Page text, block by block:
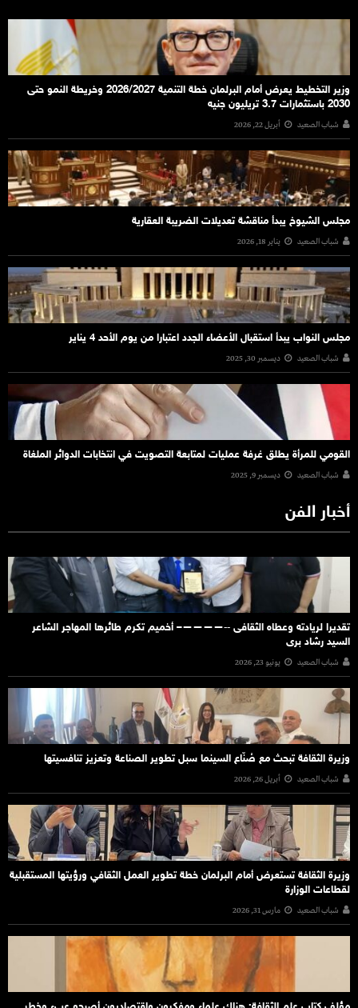
وزير التخطيط يعرض أمام البرلمان خطة التنمية 2026/2027 وخريطة النمو حتى
2030 باستثمارات 3.7 تريليون جنيه
شباب الصعيد أبريل 22, 2026
مجلس الشيوخ يبدأ مناقشة تعديلات الضريبة العقارية
شباب الصعيد يناير 18, 2026
مجلس النواب يبدأ استقبال الأعضاء الجدد اعتبارا من يوم الأحد 4 يناير
شباب الصعيد ديسمبر 30, 2025
القومي للمرأة يطلق غرفة عمليات لمتابعة التصويت في انتخابات الدوائر الملغاة
شباب الصعيد ديسمبر 9, 2025
أخبار الفن
تقديرا لريادته وعطاه الثقافى ‐‐————– أخميم تكرم طائرها المهاجر الشاعر
السيد رشاد برى
شباب الصعيد يونيو 23, 2026
وزيرة الثقافة تبحث مع صُنّاع السينما سبل تطوير الصناعة وتعزيز تنافسيتها
شباب الصعيد أبريل 26, 2026
وزيرة الثقافة تستعرض أمام البرلمان خطة تطوير العمل الثقافي ورؤيتها المستقبلية
لقطاعات الوزارة
شباب الصعيد مارس 31, 2026